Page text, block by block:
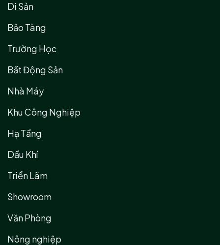
Di Sản
Bảo Tàng
Trường Học
Bất Động Sản
Nhà Máy
Khu Công Nghiệp
Hạ Tầng
Dầu Khí
Triển Lãm
Showroom
Văn Phòng
Nông nghiệp